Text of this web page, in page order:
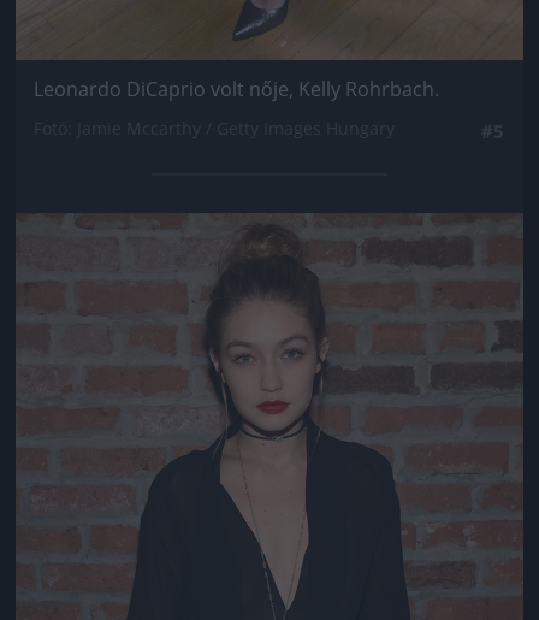
Leonardo DiCaprio volt nője, Kelly Rohrbach.
Jön még kép!